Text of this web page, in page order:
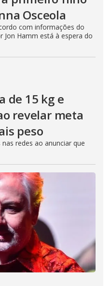
Osceola
com informações do
Jon Hamm está à espera do
de 15 kg e
revelar meta
peso
redes ao anunciar que